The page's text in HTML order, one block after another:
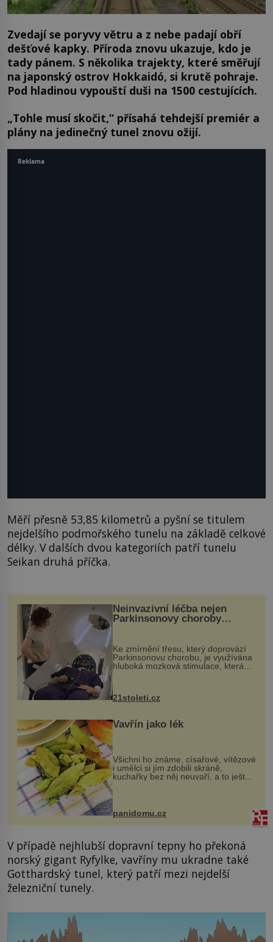
Zvedají se poryvy větru a z nebe padají obří
dešťové kapky. Příroda znovu ukazuje, kdo je
tady pánem. S několika trajekty, které směřují
na japonský ostrov Hokkaidó, si krutě pohraje.
Pod hladinou vypouští duši na 1500 cestujících.
„Tohle musí skočit,“ přísahá tehdejší premiér a
plány na jedinečný tunel znovu ožijí.
Měří přesně 53,85 kilometrů a pyšní se titulem
nejdelšího podmořského tunelu na základě celkové
délky. V dalších dvou kategoriích patří tunelu
Seikan druhá příčka.
Neinvazivní léčba nejen
Parkinsonovy choroby
Ke zmírnění třesu, který doprovází
Parkinsonovu chorobu, je využívána
hluboká mozková stimulace, která
však vyžaduje vysoce invazivní
k dostatečně přesnému zacílení ...
21stoleti.cz
Vavřín jako lék
Všichni ho známe, císařové, vítězové
i umělci si jím zdobili skráně,
kuchařky bez něj neuvaří, a to ještě
nevíte, že bobkový list může výrazně
zmírnit některé naše neduhy.
Obsahuje v malém množství ně...
panidomu.cz
V případě nejhlubší dopravní tepny ho překoná
norský gigant Ryfylke, vavříny mu ukradne také
Gotthardský tunel, který patří mezi nejdelší
železniční tunely.
Reklama